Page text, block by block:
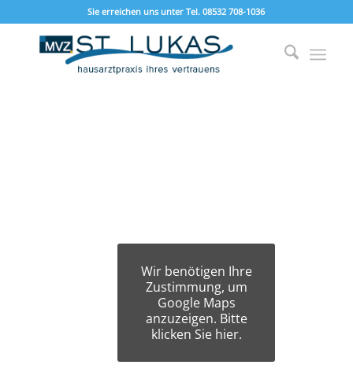
Sie erreichen uns unter Tel. 08532 708-1036
Wir benötigen Ihre
Zustimmung, um
Google Maps
anzuzeigen. Bitte
klicken Sie hier.